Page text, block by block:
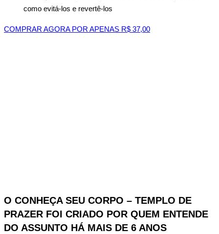
como evitá-los e revertê-los
COMPRAR AGORA POR APENAS R$ 37,00
O CONHEÇA SEU CORPO – TEMPLO DE
PRAZER FOI CRIADO POR QUEM ENTENDE
DO ASSUNTO HÁ MAIS DE 6 ANOS